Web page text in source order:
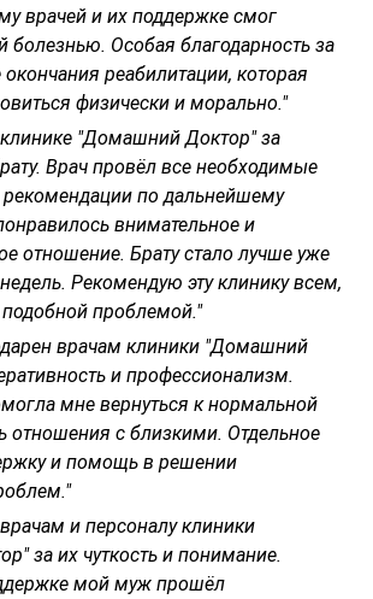
врачей и их поддержке смог
болезнью. Особая благодарность за
реабилитации, которая
физически и морально."
"Домашний Доктор" за
Врач провёл все необходимые
по дальнейшему
внимательное и
отношение. Брату стало лучше уже
Рекомендую эту клинику всем,
подобной проблемой."
врачам клиники "Домашний
и профессионализм.
мне вернуться к нормальной
отношения с близкими. Отдельное
и помощь в решении
и персоналу клиники
за их чуткость и понимание.
мой муж прошёл